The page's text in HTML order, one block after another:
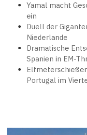
Yamal macht
ein
Duell der
Niederlande
Dramatische
Spanien in EM-
Portugal im